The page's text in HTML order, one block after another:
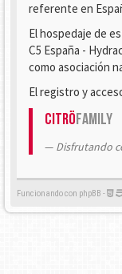
referente en
El hospedaje de
C5 España -
como asociación
El registro y
CitröFamily
Disfrutando
Funcionando con phpBB -